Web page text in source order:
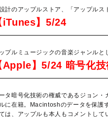
計のアップルストア、「アップルス
iTunes】5/24
プルミュージックの音楽ジャンルと
Apple】5/24 暗号化
タ暗号化技術の権威であるジョン
に在籍。Macintoshのデータを保護
は、アップルも本人もコメントして